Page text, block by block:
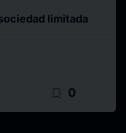
limitada
bookmark_border 0